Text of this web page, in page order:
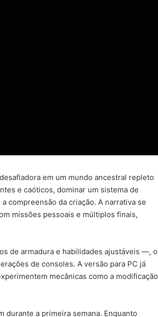
em um mundo ancestral repleto
e caóticos, dominar um sistema de
compreensão da criação. A narrativa se
missões pessoais e múltiplos finais,
de armadura e habilidades ajustáveis —, o
de consoles. A versão para PC já
mecânicas como a modificação
durante a primeira semana. Enquanto